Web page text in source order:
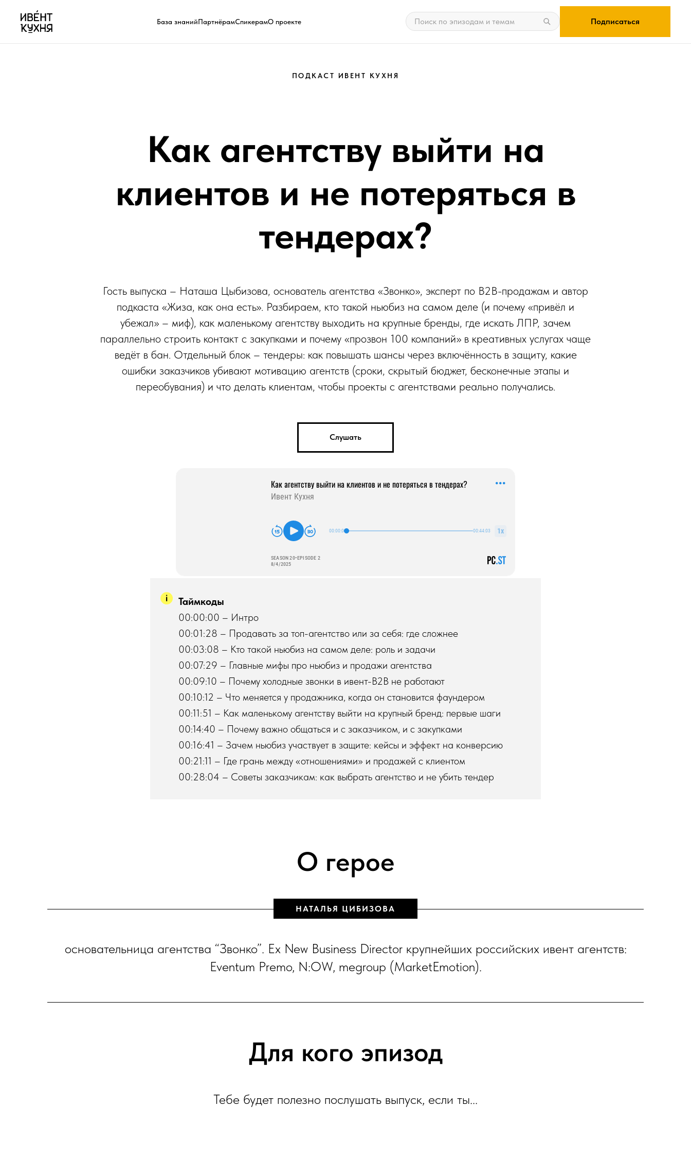
База знанийПартнёрамСпикерамО проекте Подписаться
ПОДКАСТ ИВЕНТ КУХНЯ
Как агентству выйти на
клиентов и не потеряться в
тендерах?
Гость выпуска – Наташа Цыбизова, основатель агентства «Звонко», эксперт по B2B-продажам и автор
подкаста «Жиза, как она есть». Разбираем, кто такой ньюбиз на самом деле (и почему «привёл и
убежал» – миф), как маленькому агентству выходить на крупные бренды, где искать ЛПР, зачем
параллельно строить контакт с закупками и почему «прозвон 100 компаний» в креативных услугах чаще
ведёт в бан. Отдельный блок – тендеры: как повышать шансы через включённость в защиту, какие
ошибки заказчиков убивают мотивацию агентств (сроки, скрытый бюджет, бесконечные этапы и
переобувания) и что делать клиентам, чтобы проекты с агентствами реально получались.
Слушать
Таймкоды
00:00:00 – Интро
00:01:28 – Продавать за топ-агентство или за себя: где сложнее
00:03:08 – Кто такой ньюбиз на самом деле: роль и задачи
00:07:29 – Главные мифы про ньюбиз и продажи агентства
00:09:10 – Почему холодные звонки в ивент-B2B не работают
00:10:12 – Что меняется у продажника, когда он становится фаундером
00:11:51 – Как маленькому агентству выйти на крупный бренд: первые шаги
00:14:40 – Почему важно общаться и с заказчиком, и с закупками
00:16:41 – Зачем ньюбиз участвует в защите: кейсы и эффект на конверсию
00:21:11 – Где грань между «отношениями» и продажей с клиентом
00:28:04 – Советы заказчикам: как выбрать агентство и не убить тендер
О герое
НАТАЛЬЯ ЦИБИЗОВА
основательница агентства “Звонко”. Eх New Business Director крупнейших российских ивент агентств:
Eventum Premo, N:OW, megroup (MarketEmotion).
Для кого эпизод
Тебе будет полезно послушать выпуск, если ты...